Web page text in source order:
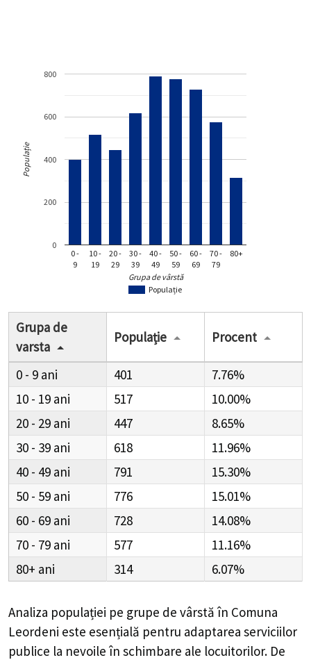
Populație
0 -
9
10 -
19
20 -
29
30 -
39
40 -
49
50 -
59
60 -
69
70 -
79
80+
0
200
400
600
800
Grupa de vârstă
Populație
Grupa de
varsta
Populație Procent
0 - 9 401
7.76%
10 - 19
517
10.00%
20 - 29
447
8.65%
30 - 39
618
11.96%
40 - 49
791
15.30%
50 - 59
776
15.01%
60 - 69
728
14.08%
70 - 79
577
11.16%
80+
314 6.07%
Analiza populației pe grupe de vârstă în Comuna
Leordeni este esențială pentru adaptarea serviciilor
publice la nevoile în schimbare ale locuitorilor. De